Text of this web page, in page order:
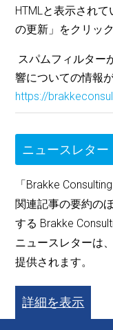
HTMLと表示され
の更新」をクリッ
スパムフィルター
響についての情報
https://
ニュースレター
「Brakke
関連記事の要約の
する Brakke
ニュースレターは
提供されます。
詳細を表示